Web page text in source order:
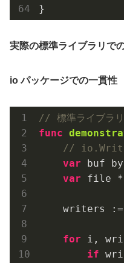
実際の標準ライブラリで
io パッケージでの一貫性
// 標準ライブラリ
func
//
var buf
var file
writers
for i,
if